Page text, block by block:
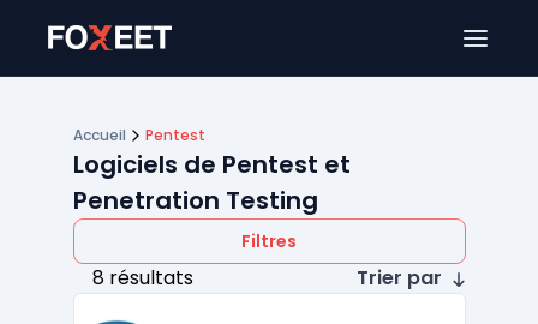
Accueil Pentest
Logiciels de Pentest et
Penetration Testing
Filtres
8 résultats Trier par